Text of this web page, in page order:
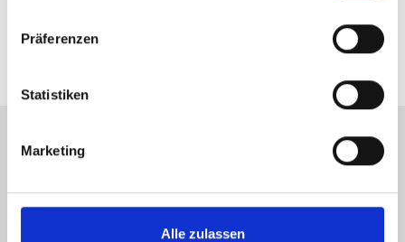
Präferenzen
Statistiken
Marketing
Alle zulassen
Darüber hinaus bieten wir Ihnen
regelmäßige Reportigs
Profitieren Sie von unserem
besonderen Service